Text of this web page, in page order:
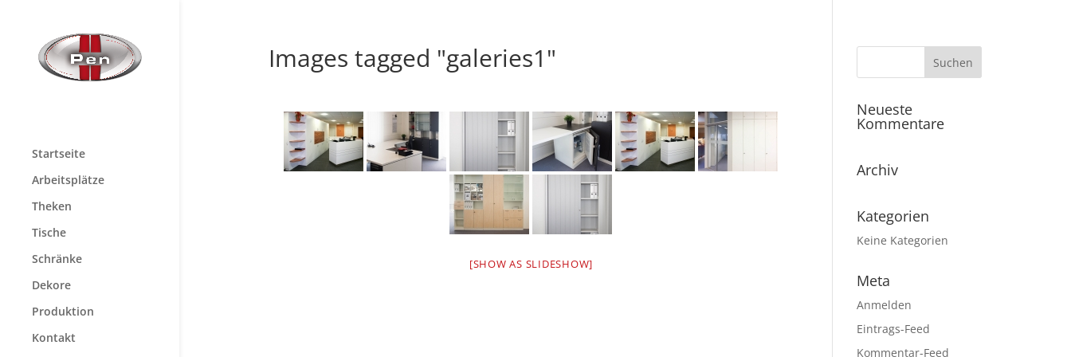
Startseite
Arbeitsplätze
Theken
Tische
Schränke
Dekore
Produktion
Kontakt
Images tagged "galeries1"
[SHOW AS SLIDESHOW]
Neueste
Kommentare
Archiv
Kategorien
Keine Kategorien
Meta
Anmelden
Eintrags-Feed
Kommentar-Feed